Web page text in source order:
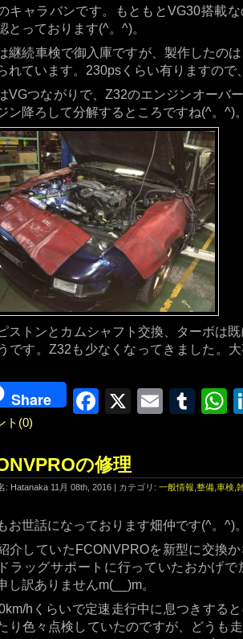
キャラバンです。もともとVG30搭載
とっております(^。^)。
継続車検で御入庫ですが、製作したの
れています。230psくらい有りますので
VGつながりで、Z32のエンジンオーバ
ン降ろして分解するところですね(^。^)
ストンとカムシャフト交換、ターボは
です。Z32も少なくなってきました。
Share Facebook
X Email
ト(0)
の修理
: Hatanaka 11月 08th, 2016 | カテゴリ: 一般情報 整備 車検
お世話になっております畑仲です(^。^)
介していたFCONVPROを新型に交換
ラッグサポートに行っていたおかげ
し訳ありませんm(__)m。
hくらいで定速走行中に息つきする
り色々点検していたのですが、どうも